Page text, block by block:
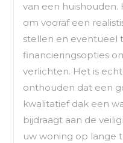
van een huishouden.
om vooraf een
stellen en eventueel
financieringsopties
verlichten. Het is
onthouden dat een
kwalitatief dak een
bijdraagt aan de
uw woning op lange